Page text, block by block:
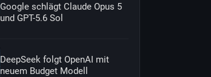
Google schlägt Claude Opus 5
und GPT-5.6 Sol
DeepSeek folgt OpenAI mit
neuem Budget Modell